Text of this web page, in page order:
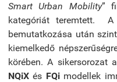
Smart Urban Mobility”
kategóriát teremtett. A
bemutatkozása után
kiemelkedő
körében. A sikersorozat
NQiX és FQimodellek